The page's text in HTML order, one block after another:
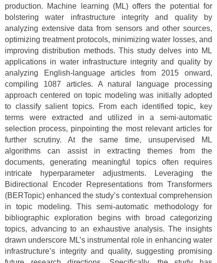
production. Machine learning (ML) offers the potential for
bolstering water infrastructure integrity and quality by
analyzing extensive data from sensors and other sources,
optimizing treatment protocols, minimizing water losses, and
improving distribution methods. This study delves into ML
applications in water infrastructure integrity and quality by
analyzing English-language articles from 2015 onward,
compiling 1087 articles. A natural language processing
approach centered on topic modeling was initially adopted
to classify salient topics. From each identified topic, key
terms were extracted and utilized in a semi-automatic
selection process, pinpointing the most relevant articles for
further scrutiny. At the same time, unsupervised ML
algorithms can assist in extracting themes from the
documents, generating meaningful topics often requires
intricate hyperparameter adjustments. Leveraging the
Bidirectional Encoder Representations from Transformers
(BERTopic) enhanced the study’s contextual comprehension
in topic modeling. This semi-automatic methodology for
bibliographic exploration begins with broad categorizing
topics, advancing to an exhaustive analysis. The insights
drawn underscore ML’s instrumental role in enhancing water
infrastructure’s integrity and quality, suggesting promising